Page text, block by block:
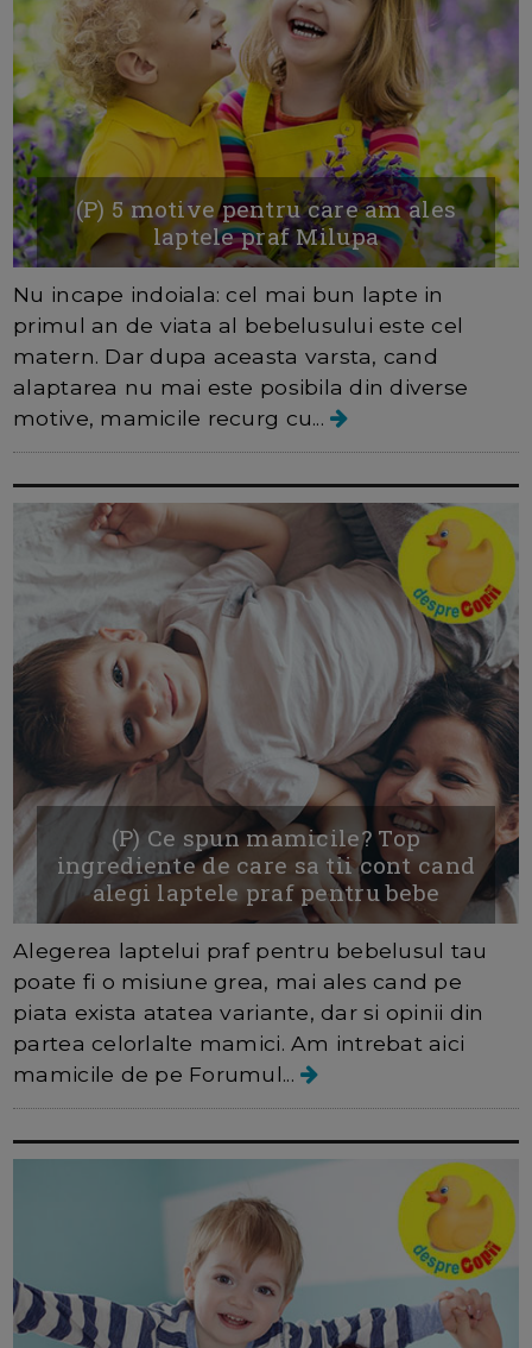
(P) 5 motive pentru care am ales
laptele praf Milupa
Nu incape indoiala: cel mai bun lapte in
primul an de viata al bebelusului este cel
matern. Dar dupa aceasta varsta, cand
alaptarea nu mai este posibila din diverse
motive, mamicile recurg cu...
(P) Ce spun mamicile? Top
ingrediente de care sa tii cont cand
alegi laptele praf pentru bebe
Alegerea laptelui praf pentru bebelusul tau
poate fi o misiune grea, mai ales cand pe
piata exista atatea variante, dar si opinii din
partea celorlalte mamici. Am intrebat aici
mamicile de pe Forumul...